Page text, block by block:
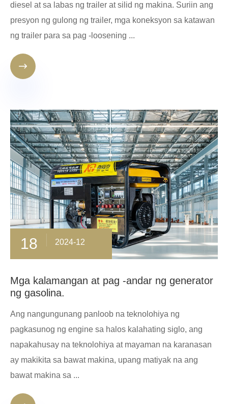
diesel at sa labas ng trailer at silid ng makina. Suriin ang
presyon ng gulong ng trailer, mga koneksyon sa katawan
ng trailer para sa pag -loosening ...

18 2024-12
Mga kalamangan at pag -andar ng generator
ng gasolina.
Ang nangungunang panloob na teknolohiya ng
pagkasunog ng engine sa halos kalahating siglo, ang
napakahusay na teknolohiya at mayaman na karanasan
ay makikita sa bawat makina, upang matiyak na ang
bawat makina sa ...